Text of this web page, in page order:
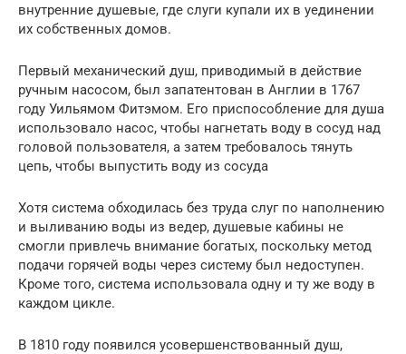
внутренние душевые, где слуги купали их в уединении
их собственных домов.
Первый механический душ, приводимый в действие
ручным насосом, был запатентован в Англии в 1767
году Уильямом Фитэмом. Его приспособление для душа
использовало насос, чтобы нагнетать воду в сосуд над
головой пользователя, а затем требовалось тянуть
цепь, чтобы выпустить воду из сосуда
Хотя система обходилась без труда слуг по наполнению
и выливанию воды из ведер, душевые кабины не
смогли привлечь внимание богатых, поскольку метод
подачи горячей воды через систему был недоступен.
Кроме того, система использовала одну и ту же воду в
каждом цикле.
В 1810 году появился усовершенствованный душ,